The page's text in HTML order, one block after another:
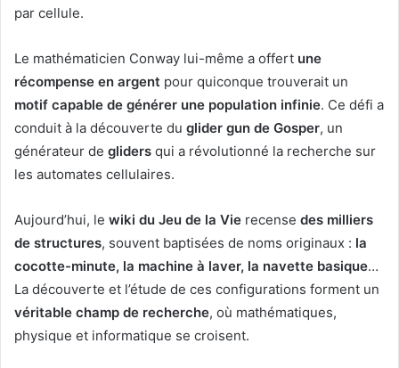
par cellule.
Le mathématicien Conway lui-même a offert une
récompense en argent pour quiconque trouverait un
motif capable de générer une population infinie. Ce défi a
conduit à la découverte du glider gun de Gosper, un
générateur de gliders qui a révolutionné la recherche sur
les automates cellulaires.
Aujourd’hui, le wiki du Jeu de la Vie recense des milliers
de structures, souvent baptisées de noms originaux : la
cocotte-minute, la machine à laver, la navette basique…
La découverte et l’étude de ces configurations forment un
véritable champ de recherche, où mathématiques,
physique et informatique se croisent.